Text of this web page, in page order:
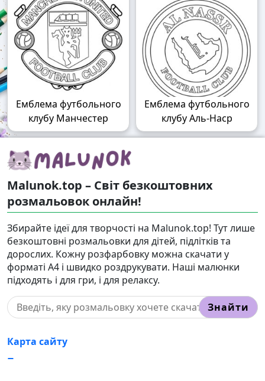
Емблема футбольного
клубу Манчестер
Емблема футбольного
клубу Аль-Наср
Malunok.top – Світ безкоштовних
розмальовок онлайн!
Збирайте ідеї для творчості на Malunok.top! Тут лише
безкоштовні розмальовки для дітей, підлітків та
дорослих. Кожну розфарбовку можна скачати у
форматі А4 і швидко роздрукувати. Наші малюнки
підходять і для гри, і для релаксу.
Знайти
Карта сайту
Правовласникам